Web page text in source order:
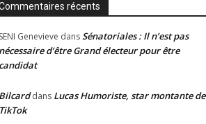
récents
Genevieve dansSénatoriales : Il n’est pas
d’être Grand électeur pour être
dans Lucas Humoriste, star montante de